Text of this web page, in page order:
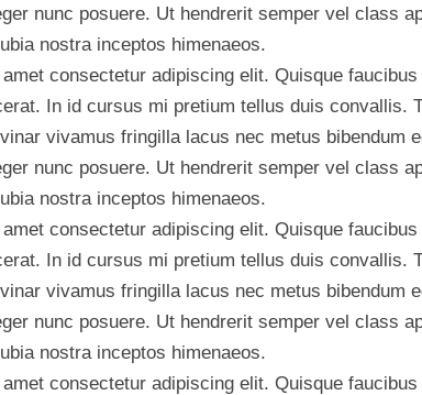
nunc posuere. Ut hendrerit semper vel class
nostra inceptos himenaeos.
consectetur adipiscing elit. Quisque
In id cursus mi pretium tellus duis convallis.
vivamus fringilla lacus nec metus bibendum
nunc posuere. Ut hendrerit semper vel class
nostra inceptos himenaeos.
consectetur adipiscing elit. Quisque
In id cursus mi pretium tellus duis convallis.
vivamus fringilla lacus nec metus bibendum
nunc posuere. Ut hendrerit semper vel class
nostra inceptos himenaeos.
consectetur adipiscing elit. Quisque